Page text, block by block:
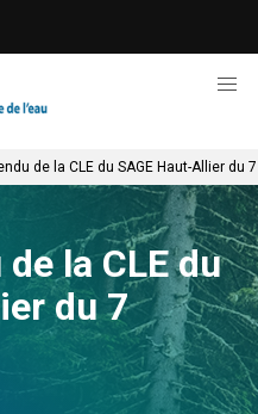
de la CLE du SAGE Haut-Allier du
la CLE du
du 7